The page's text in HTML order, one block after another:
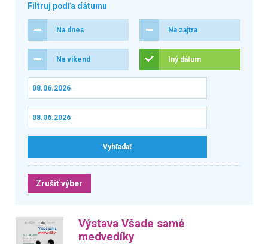
Filtruj podľa dátumu
Na dnes Na zajtra
Na víkend Iný dátum
Zrušiť výber
Výstava Všade samé
medvedíky